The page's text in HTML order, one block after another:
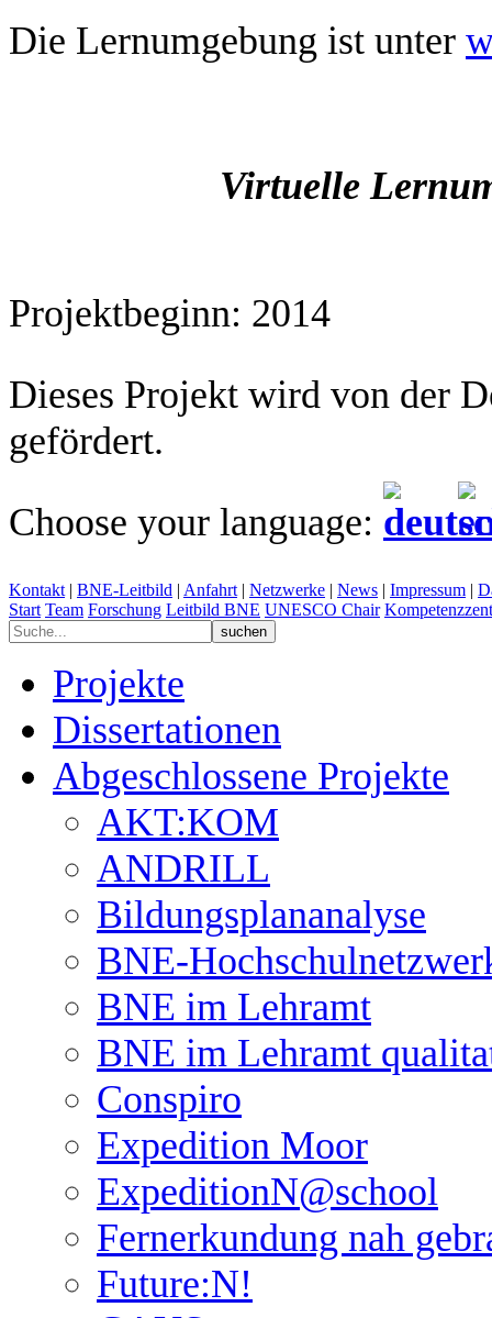
Die Lernumgebung ist unter
Virtuelle
Projektbeginn: 2014
Dieses Projekt wird von der
gefördert.
Choose your language:
Kontakt | BNE-Leitbild | Anfahrt | Netzwerke | News | Impressum |
Start Team Forschung Leitbild BNE UNESCO Chair
Projekte
Dissertationen
Abgeschlossene Projekte
AKT:KOM
ANDRILL
Bildungsplananalyse
BNE-
BNE im Lehramt
BNE im Lehramt
Conspiro
Expedition Moor
ExpeditionN@school
Fernerkundung nah
Future:N!